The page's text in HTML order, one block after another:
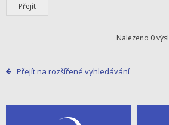
Nalezeno 0
Přejít na rozšířené vyhledávání